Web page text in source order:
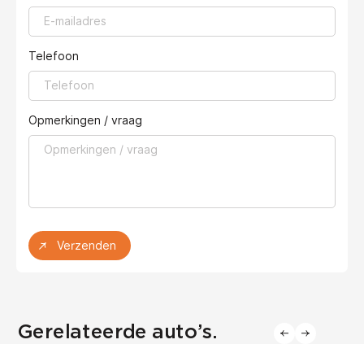
Telefoon
Opmerkingen / vraag
Verzenden
Gerelateerde auto’s.